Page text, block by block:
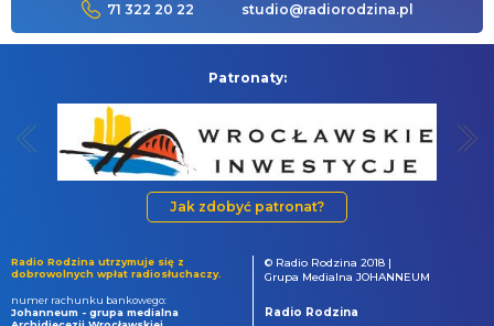
71 322 20 22 studio@radiorodzina.pl
Patronaty:
Jak zdobyć patronat?
Radio Rodzina utrzymuje się z
dobrowolnych wpłat radiosłuchaczy.
numer rachunku bankowego:
Johanneum - grupa medialna
© Radio Rodzina 2018 |
Grupa Medialna JOHANNEUM
Radio Rodzina